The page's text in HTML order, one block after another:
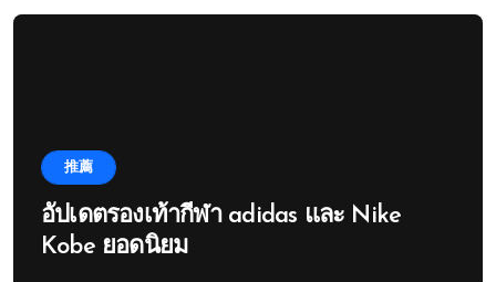
推薦
อัปเดตรองเท้ากีฬา adidas และ Nike
Kobe ยอดนิยม